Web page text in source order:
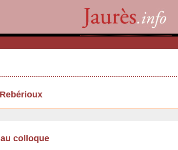
colloque